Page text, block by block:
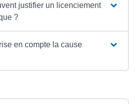
justifier un licenciement
?
en compte la cause